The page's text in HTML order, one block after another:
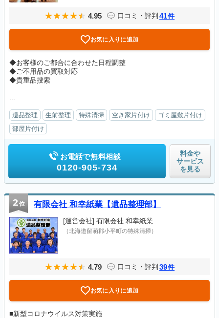
4.95 口コミ・評判 41件
お気に入りに追加
◆お客様のご都合に合わせた日程調整
◆ご不用品の買取対応
◆貴重品捜索
遺品整理 生前整理 特殊清掃 空き家片付け
ゴミ屋敷片付け
部屋片付け
お電話で無料相談
0120-905-734
料金や
サービス
を見る
2位 有限会社 和幸紙業【遺品整理部】
[運営会社] 有限会社 和幸紙業
（北海道留萌郡小平町の特殊清掃）
4.79 口コミ・評判 39件
お気に入りに追加
■新型コロナウイルス対策実施